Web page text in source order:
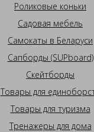
Роликовые коньки
Садовая мебель
Самокаты в Беларуси
Сапборды (SUPboard)
Скейтборды
Товары для
Товары для туризма
Тренажеры для дома